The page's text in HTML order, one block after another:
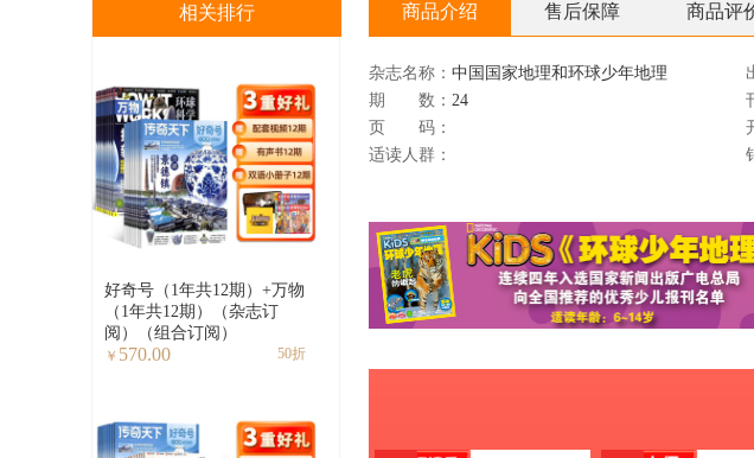
相关排行
好奇号（1年共12期）+万物
（1年共12期）（杂志订
阅）（组合订阅）
￥ 570.00 50折
商品介绍 售后保障 商品评
杂志名称： 中国国家地理和环球少年地理
期 数： 24
页 码：
适读人群：